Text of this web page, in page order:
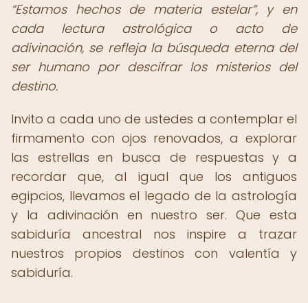
Estamos hechos de materia estelar , y en
cada lectura astrológica o acto de
adivinación, se refleja la búsqueda eterna del
ser humano por descifrar los misterios del
destino.
Invito a cada uno de ustedes a contemplar el
firmamento con ojos renovados, a explorar
las estrellas en busca de respuestas y a
recordar que, al igual que los antiguos
egipcios, llevamos el legado de la astrología
y la adivinación en nuestro ser. Que esta
sabiduría ancestral nos inspire a trazar
nuestros propios destinos con valentía y
sabiduría.